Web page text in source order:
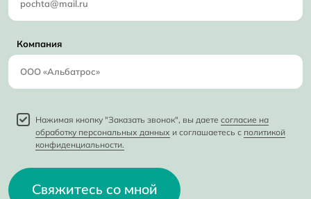
Компания
Нажимая кнопку "Заказать звонок", вы даете согласие на
обработку персональных данных и соглашаетесь с политикой
конфиденциальности.
Свяжитесь со мной